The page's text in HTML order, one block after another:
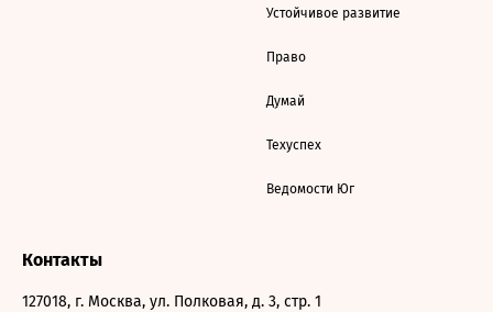
Устойчивое развитие
Право
Думай
Техуспех
Ведомости Юг
Контакты
127018, г. Москва, ул. Полковая, д. 3, стр. 1